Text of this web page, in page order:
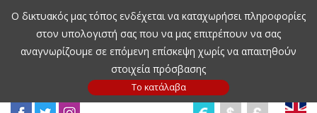
Ο δικτυακός μας τόπος ενδέχεται να καταχωρήσει πληροφορίες
στον υπολογιστή σας που να μας επιτρέπουν να σας
αναγνωρίζουμε σε επόμενη επίσκεψη χωρίς να απαιτηθούν
στοιχεία πρόσβασης